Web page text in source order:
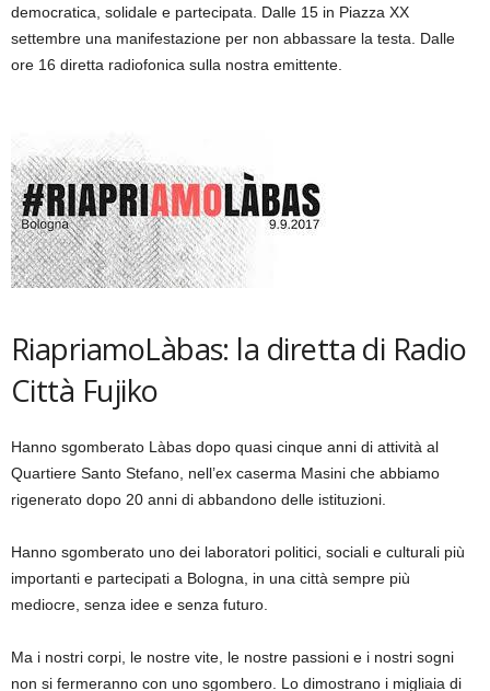
democratica, solidale e partecipata. Dalle 15 in Piazza XX
settembre una manifestazione per non abbassare la testa. Dalle
ore 16 diretta radiofonica sulla nostra emittente.
RiapriamoLàbas: la diretta di Radio
Città Fujiko
Hanno sgomberato Làbas dopo quasi cinque anni di attività al
Quartiere Santo Stefano, nell’ex caserma Masini che abbiamo
rigenerato dopo 20 anni di abbandono delle istituzioni.
Hanno sgomberato uno dei laboratori politici, sociali e culturali più
importanti e partecipati a Bologna, in una città sempre più
mediocre, senza idee e senza futuro.
Ma i nostri corpi, le nostre vite, le nostre passioni e i nostri sogni
non si fermeranno con uno sgombero. Lo dimostrano i migliaia di